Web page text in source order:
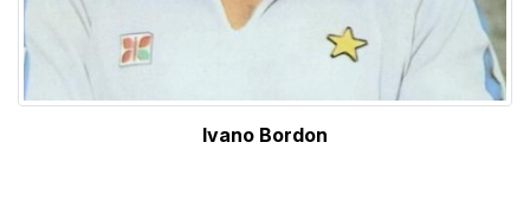
Ivano Bordon